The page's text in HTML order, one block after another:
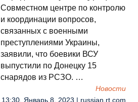
Совместном центре по контролю
и координации вопросов,
связанных с военными
преступлениями Украины,
заявили, что боевики ВСУ
выпустили по Донецку 15
снарядов из РСЗО. …
Новости
13:30, Январь 8, 2023 | russian.rt.com